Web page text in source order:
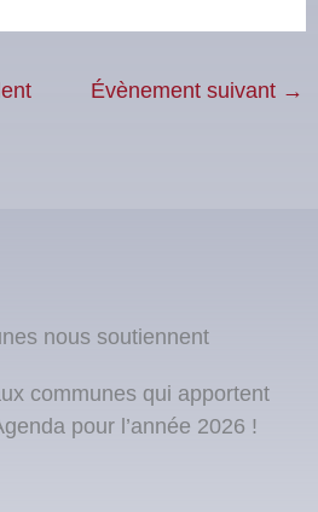
Évènement suivant →
nous soutiennent
communes qui apportent
pour l’année 2026 !